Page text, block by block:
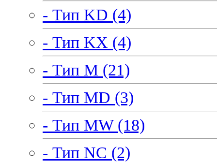
- Тип KD (4)
- Тип KX (4)
- Тип M (21)
- Тип MD (3)
- Тип MW (18)
- Тип NC (2)